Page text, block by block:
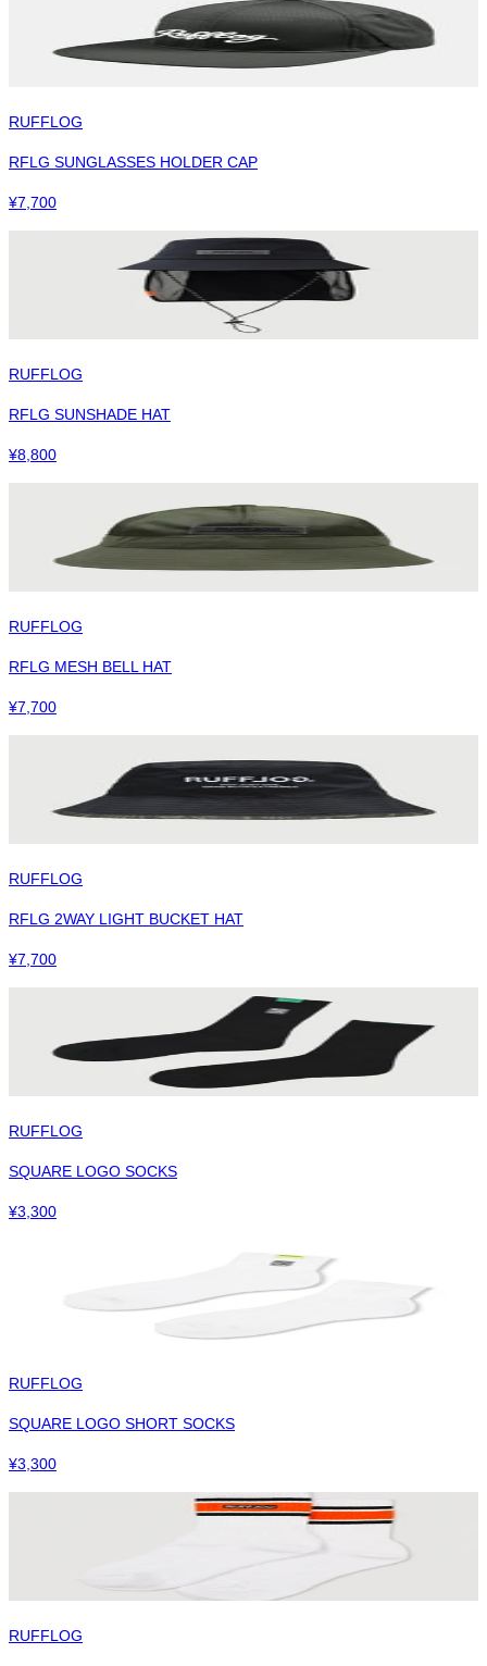
RUFFLOG
RFLG SUNGLASSES HOLDER CAP
¥7,700
RUFFLOG
RFLG SUNSHADE HAT
¥8,800
RUFFLOG
RFLG MESH BELL HAT
¥7,700
RUFFLOG
RFLG 2WAY LIGHT BUCKET HAT
¥7,700
RUFFLOG
SQUARE LOGO SOCKS
¥3,300
RUFFLOG
SQUARE LOGO SHORT SOCKS
¥3,300
RUFFLOG